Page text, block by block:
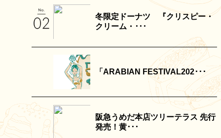
冬限定ドーナツ 『クリスピー・
クリーム・･･･
「ARABIAN FESTIVAL202･･･
阪急うめだ本店ツリーテラス 先行
発売！黄･･･